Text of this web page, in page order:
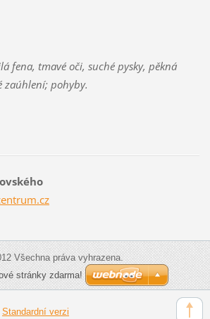
fena, tmavé oči, suché pysky, pěkná
zaúhlení; pohyby.
.cz
Všechna práva vyhrazena.
stránky zdarma!
Standardní verzi